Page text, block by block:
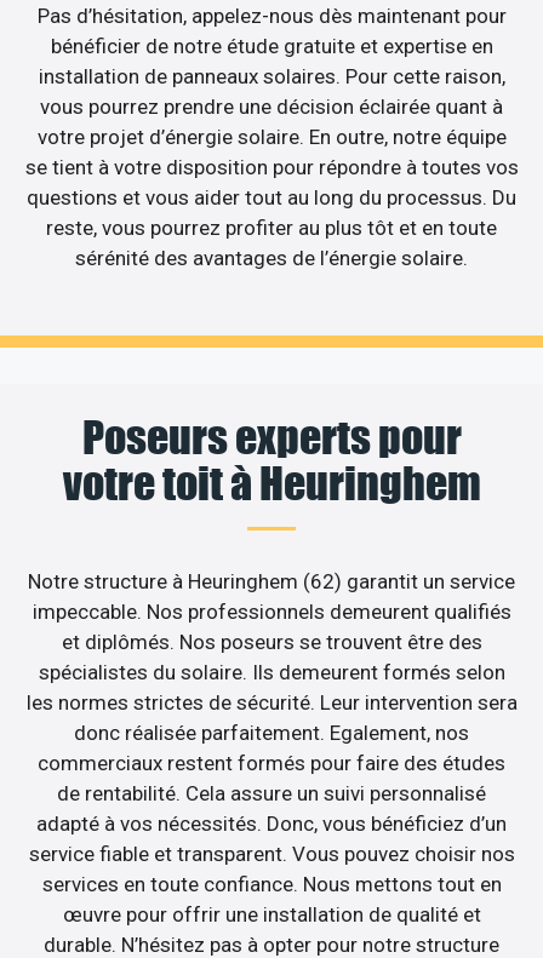
Pas d’hésitation, appelez-nous dès maintenant pour
bénéficier de notre étude gratuite et expertise en
installation de panneaux solaires. Pour cette raison,
vous pourrez prendre une décision éclairée quant à
votre projet d’énergie solaire. En outre, notre équipe
se tient à votre disposition pour répondre à toutes vos
questions et vous aider tout au long du processus. Du
reste, vous pourrez profiter au plus tôt et en toute
sérénité des avantages de l’énergie solaire.
Poseurs experts pour
votre toit à Heuringhem
Notre structure à Heuringhem (62) garantit un service
impeccable. Nos professionnels demeurent qualifiés
et diplômés. Nos poseurs se trouvent être des
spécialistes du solaire. Ils demeurent formés selon
les normes strictes de sécurité. Leur intervention sera
donc réalisée parfaitement. Egalement, nos
commerciaux restent formés pour faire des études
de rentabilité. Cela assure un suivi personnalisé
adapté à vos nécessités. Donc, vous bénéficiez d’un
service fiable et transparent. Vous pouvez choisir nos
services en toute confiance. Nous mettons tout en
œuvre pour offrir une installation de qualité et
durable. N’hésitez pas à opter pour notre structure